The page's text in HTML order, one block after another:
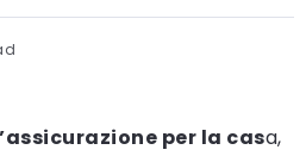
per la casa,